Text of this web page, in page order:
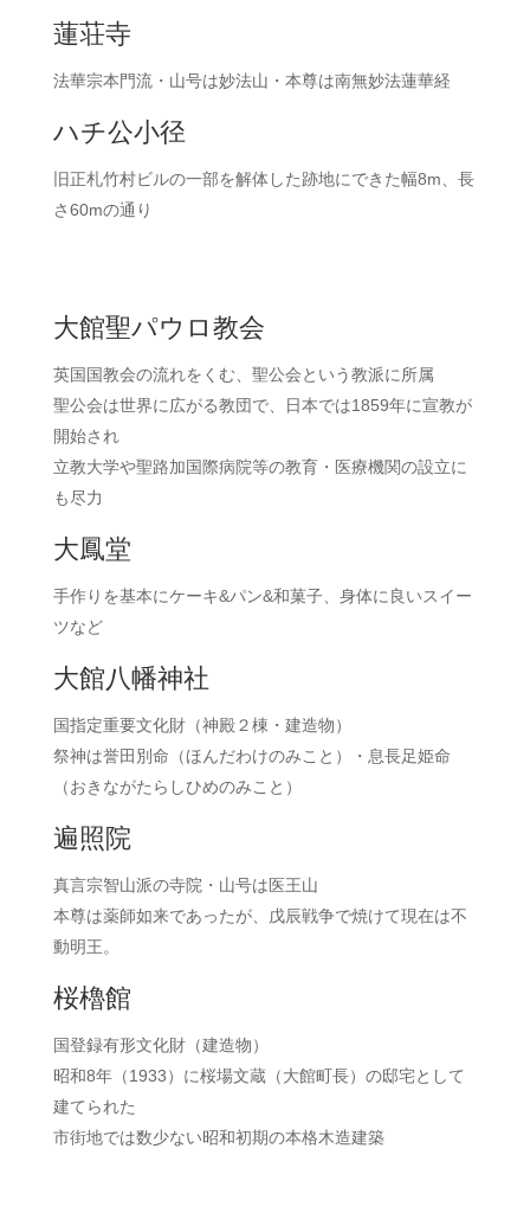
蓮荘寺
法華宗本門流・山号は妙法山・本尊は南無妙法蓮華経
ハチ公小径
旧正札竹村ビルの一部を解体した跡地にできた幅8m、長
さ60mの通り
大館聖パウロ教会
英国国教会の流れをくむ、聖公会という教派に所属
聖公会は世界に広がる教団で、日本では1859年に宣教が
開始され
立教大学や聖路加国際病院等の教育・医療機関の設立に
も尽力
大鳳堂
手作りを基本にケーキ&パン&和菓子、身体に良いスイー
ツなど
大館八幡神社
国指定重要文化財（神殿２棟・建造物）
祭神は誉田別命（ほんだわけのみこと）・息長足姫命
（おきながたらしひめのみこと）
遍照院
真言宗智山派の寺院・山号は医王山
本尊は薬師如来であったが、戊辰戦争で焼けて現在は不
動明王。
桜櫓館
国登録有形文化財（建造物）
昭和8年（1933）に桜場文蔵（大館町長）の邸宅として
建てられた
市街地では数少ない昭和初期の本格木造建築